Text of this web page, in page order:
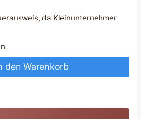
da Kleinunternehmer
den Warenkorb